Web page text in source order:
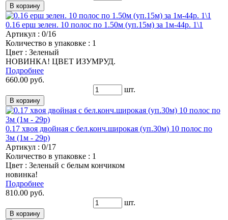
0.16 ерш зелен. 10 полос по 1.50м (уп.15м) за 1м-44р. 1\1
Артикул : 0/16
Количество в упаковке : 1
Цвет : Зеленый
НОВИНКА! ЦВЕТ ИЗУМРУД.
Подробнее
660.00 руб.
шт.
0.17 хвоя двойная с бел.конч.широкая (уп.30м) 10 полос по
3м (1м - 29р)
Артикул : 0/17
Количество в упаковке : 1
Цвет : Зеленый с белым кончиком
новинка!
Подробнее
810.00 руб.
шт.